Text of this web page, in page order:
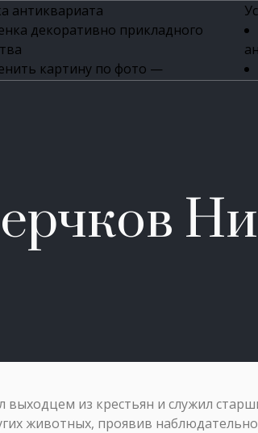
антиквариата
декоративно прикладного
картину по фото —
книг
бронзовых изделий
выходцем из крестьян и служил
животных, проявив